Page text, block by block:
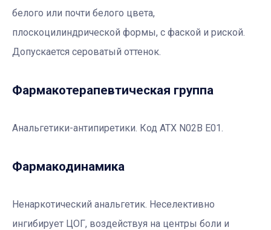
белого или почти белого цвета,
плоскоцилиндрической формы, с фаской и риской.
Допускается сероватый оттенок.
Фармакотерапевтическая группа
Анальгетики-антипиретики. Код АТХ N02B E01.
Фармакодинамика
Ненаркотический анальгетик. Неселективно
ингибирует ЦОГ, воздействуя на центры боли и